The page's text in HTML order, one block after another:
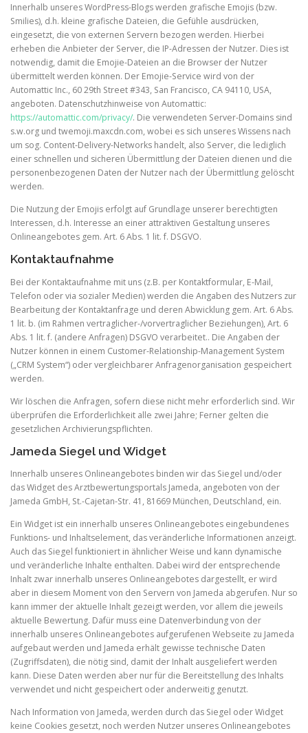
Innerhalb unseres WordPress-Blogs werden grafische Emojis (bzw.
Smilies), d.h. kleine grafische Dateien, die Gefühle ausdrücken,
eingesetzt, die von externen Servern bezogen werden. Hierbei
erheben die Anbieter der Server, die IP-Adressen der Nutzer. Dies ist
notwendig, damit die Emojie-Dateien an die Browser der Nutzer
übermittelt werden können. Der Emojie-Service wird von der
Automattic Inc., 60 29th Street #343, San Francisco, CA 94110, USA,
angeboten. Datenschutzhinweise von Automattic:
https://automattic.com/privacy/. Die verwendeten Server-Domains sind
s.w.org und twemoji.maxcdn.com, wobei es sich unseres Wissens nach
um sog. Content-Delivery-Networks handelt, also Server, die lediglich
einer schnellen und sicheren Übermittlung der Dateien dienen und die
personenbezogenen Daten der Nutzer nach der Übermittlung gelöscht
werden.
Die Nutzung der Emojis erfolgt auf Grundlage unserer berechtigten
Interessen, d.h. Interesse an einer attraktiven Gestaltung unseres
Onlineangebotes gem. Art. 6 Abs. 1 lit. f. DSGVO.
Kontaktaufnahme
Bei der Kontaktaufnahme mit uns (z.B. per Kontaktformular, E-Mail,
Telefon oder via sozialer Medien) werden die Angaben des Nutzers zur
Bearbeitung der Kontaktanfrage und deren Abwicklung gem. Art. 6 Abs.
1 lit. b. (im Rahmen vertraglicher-/vorvertraglicher Beziehungen), Art. 6
Abs. 1 lit. f. (andere Anfragen) DSGVO verarbeitet.. Die Angaben der
Nutzer können in einem Customer-Relationship-Management System
(„CRM System“) oder vergleichbarer Anfragenorganisation gespeichert
werden.
Wir löschen die Anfragen, sofern diese nicht mehr erforderlich sind. Wir
überprüfen die Erforderlichkeit alle zwei Jahre; Ferner gelten die
gesetzlichen Archivierungspflichten.
Jameda Siegel und Widget
Innerhalb unseres Onlineangebotes binden wir das Siegel und/oder
das Widget des Arztbewertungsportals Jameda, angeboten von der
Jameda GmbH, St.-Cajetan-Str. 41, 81669 München, Deutschland, ein.
Ein Widget ist ein innerhalb unseres Onlineangebotes eingebundenes
Funktions- und Inhaltselement, das veränderliche Informationen anzeigt.
Auch das Siegel funktioniert in ähnlicher Weise und kann dynamische
und veränderliche Inhalte enthalten. Dabei wird der entsprechende
Inhalt zwar innerhalb unseres Onlineangebotes dargestellt, er wird
aber in diesem Moment von den Servern von Jameda abgerufen. Nur so
kann immer der aktuelle Inhalt gezeigt werden, vor allem die jeweils
aktuelle Bewertung. Dafür muss eine Datenverbindung von der
innerhalb unseres Onlineangebotes aufgerufenen Webseite zu Jameda
aufgebaut werden und Jameda erhält gewisse technische Daten
(Zugriffsdaten), die nötig sind, damit der Inhalt ausgeliefert werden
kann. Diese Daten werden aber nur für die Bereitstellung des Inhalts
verwendet und nicht gespeichert oder anderweitig genutzt.
Nach Information von Jameda, werden durch das Siegel oder Widget
keine Cookies gesetzt, noch werden Nutzer unseres Onlineangebotes